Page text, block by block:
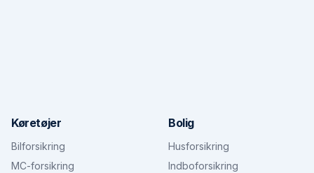
Køretøjer
Bilforsikring
MC-forsikring
Bolig
Husforsikring
Indboforsikring